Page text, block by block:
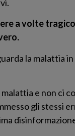
a volte
la malattia
e non ci
gli stessi